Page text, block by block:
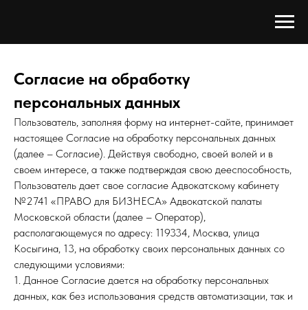
Согласие на обработку
персональных данных
Пользователь, заполняя форму на интернет-сайте, принимает
настоящее Согласие на обработку персональных данных
(далее – Согласие). Действуя свободно, своей волей и в
своем интересе, а также подтверждая свою дееспособность,
Пользователь дает свое согласие Адвокатскому кабинету
№2741 «ПРАВО для БИЗНЕСА» Адвокатской палаты
Московской области (далее – Оператор),
располагающемуся по адресу: 119334, Москва, улица
Косыгина, 13, на обработку своих персональных данных со
следующими условиями:
1. Данное Согласие дается на обработку персональных
данных, как без использования средств автоматизации, так и